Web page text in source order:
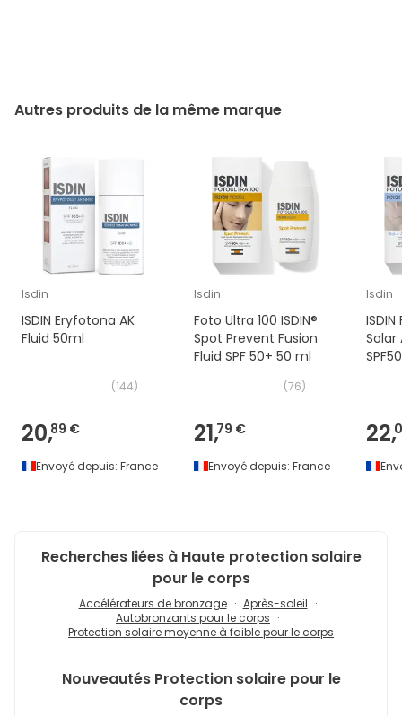
Autres produits de la même marque
Isdin
ISDIN Eryfotona AK
Fluid 50ml
(144)
20,89 €
Envoyé depuis: France
Isdin
Foto Ultra 100 ISDIN®
Spot Prevent Fusion
Fluid SPF 50+ 50 ml
(76)
21,79 €
Envoyé depuis: France
Isdin
Solar
22,
Recherches liées à Haute protection solaire
pour le corps
Accélérateurs de bronzage
Après-soleil
Autobronzants pour le corps
Protection solaire moyenne à faible pour le corps
Nouveautés Protection solaire pour le
corps